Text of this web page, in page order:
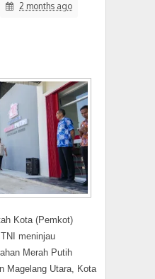
2 months ago
Kota (Pemkot)
meninjau
Merah Putih
Magelang Utara, Kota